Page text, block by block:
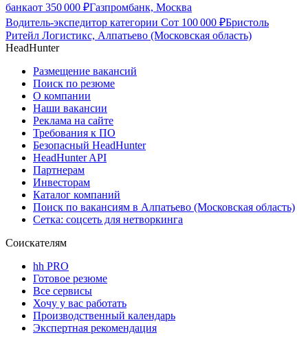
банкаот 350 000 ₽Газпромбанк, Москва
Водитель-экспедитор категории Сот 100 000 ₽Бристоль
Ритейл Логистикс, Алпатьево (Московская область)
HeadHunter
Размещение вакансий
Поиск по резюме
О компании
Наши вакансии
Реклама на сайте
Требования к ПО
Безопасный HeadHunter
HeadHunter API
Партнерам
Инвесторам
Каталог компаний
Поиск по вакансиям в Алпатьево (Московская область)
Сетка: соцсеть для нетворкинга
Соискателям
hh PRO
Готовое резюме
Все сервисы
Хочу у вас работать
Производственный календарь
Экспертная рекомендация